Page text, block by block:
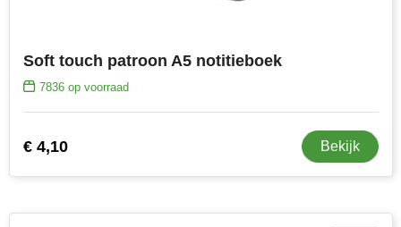
Soft touch patroon A5 notitieboek
7836op voorraad
€ 4,10 Bekijk